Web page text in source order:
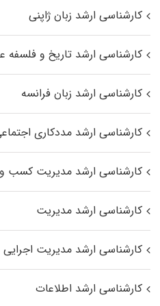
کارشناسی ارشد زبان ژاپنی
کارشناسی ارشد تاریخ و فلسفه
کارشناسی ارشد زبان فرانسه
کارشناسی ارشد مددکاری
کارشناسی ارشد مدیریت کسب و
کارشناسی ارشد مدیریت
کارشناسی ارشد مدیریت اجرایی
کارشناسی ارشد اطلاعات